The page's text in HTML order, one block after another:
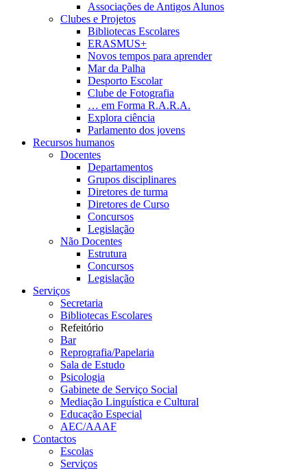
Associações de Antigos Alunos
Clubes e Projetos
Bibliotecas Escolares
ERASMUS+
Novos tempos para aprender
Mar da Palha
Desporto Escolar
Clube de Fotografia
… em Forma R.A.R.A.
Explora ciência
Parlamento dos jovens
Recursos humanos
Docentes
Departamentos
Grupos disciplinares
Diretores de turma
Diretores de Curso
Concursos
Legislação
Não Docentes
Estrutura
Concursos
Legislação
Serviços
Secretaria
Bibliotecas Escolares
Refeitório
Bar
Reprografia/Papelaria
Sala de Estudo
Psicologia
Gabinete de Serviço Social
Mediação Linguística e Cultural
Educação Especial
AEC/AAAF
Contactos
Escolas
Serviços